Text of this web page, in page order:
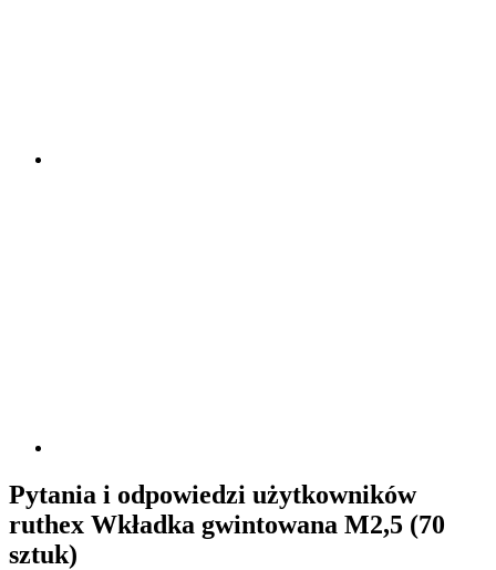
Pytania i odpowiedzi użytkowników
ruthex Wkładka gwintowana M2,5 (70
sztuk)